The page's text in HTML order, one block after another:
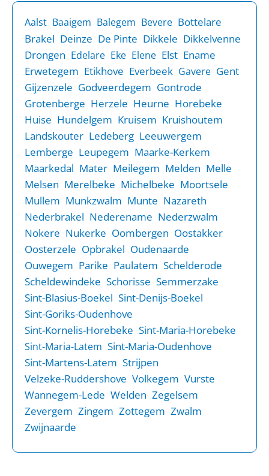
Aalst Baaigem Balegem Bevere Bottelare
Brakel Deinze De Pinte Dikkele Dikkelvenne
Drongen Edelare Eke Elene Elst Ename
Erwetegem Etikhove Everbeek Gavere Gent
Gijzenzele Godveerdegem Gontrode
Grotenberge Herzele Heurne Horebeke
Huise Hundelgem Kruisem Kruishoutem
Landskouter Ledeberg Leeuwergem
Lemberge Leupegem Maarke-Kerkem
Maarkedal Mater Meilegem Melden Melle
Melsen Merelbeke Michelbeke Moortsele
Mullem Munkzwalm Munte Nazareth
Nederbrakel Nederename Nederzwalm
Nokere Nukerke Oombergen Oostakker
Oosterzele Opbrakel Oudenaarde
Ouwegem Parike Paulatem Schelderode
Scheldewindeke Schorisse Semmerzake
Sint-Blasius-Boekel Sint-Denijs-Boekel
Sint-Goriks-Oudenhove
Sint-Kornelis-Horebeke Sint-Maria-Horebeke
Sint-Maria-Latem Sint-Maria-Oudenhove
Sint-Martens-Latem Strijpen
Velzeke-Ruddershove Volkegem Vurste
Wannegem-Lede Welden Zegelsem
Zevergem Zingem Zottegem Zwalm
Zwijnaarde